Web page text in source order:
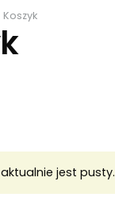
Koszyk
jest pusty.